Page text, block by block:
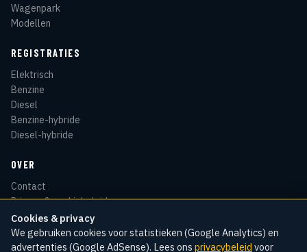
Cookies & privacy
We gebruiken cookies voor statistieken (Google Analytics) en
advertenties (Google AdSense). Lees ons privacybeleid voor
Wagenpark
Modellen
REGISTRATIES
Elektrisch
Benzine
Diesel
Benzine-hybride
Diesel-hybride
OVER
Contact
Privacy & cookiebeleid
Disclaimer
Sitemap